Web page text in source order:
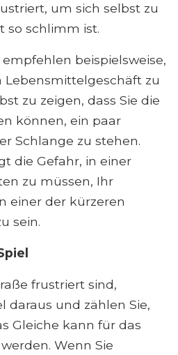
um sich selbst zu
so schlimm ist.
beispielsweise,
Lebensmittelgeschäft zu
zu zeigen, dass Sie die
können, ein paar
Schlange zu stehen.
die Gefahr, in einer
zu müssen, Ihr
einer der kürzeren
sein.
frustriert sind,
daraus und zählen Sie,
Gleiche kann für das
Wenn Sie